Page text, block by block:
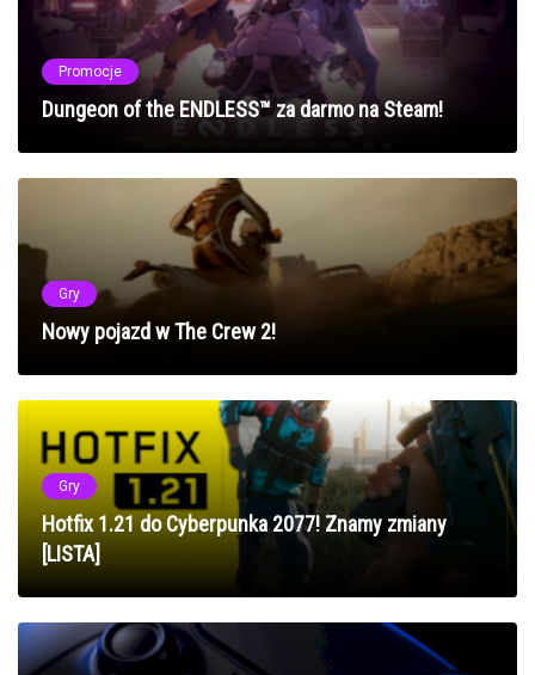
Promocje
Dungeon of the ENDLESS™ za darmo na Steam!
Gry
Nowy pojazd w The Crew 2!
Gry
Hotfix 1.21 do Cyberpunka 2077! Znamy zmiany
[LISTA]